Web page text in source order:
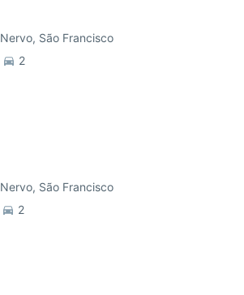
São Francisco
2
São Francisco
2